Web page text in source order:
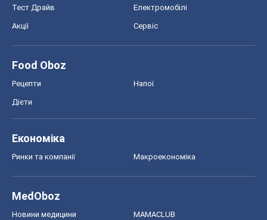
Тест Драйв Електромобілі
Акції Сервіс
Food Oboz
Рецепти Напої
Дієти
Економіка
Ринки та компанії Макроекономіка
MedOboz
Новини медицини MAMACLUB